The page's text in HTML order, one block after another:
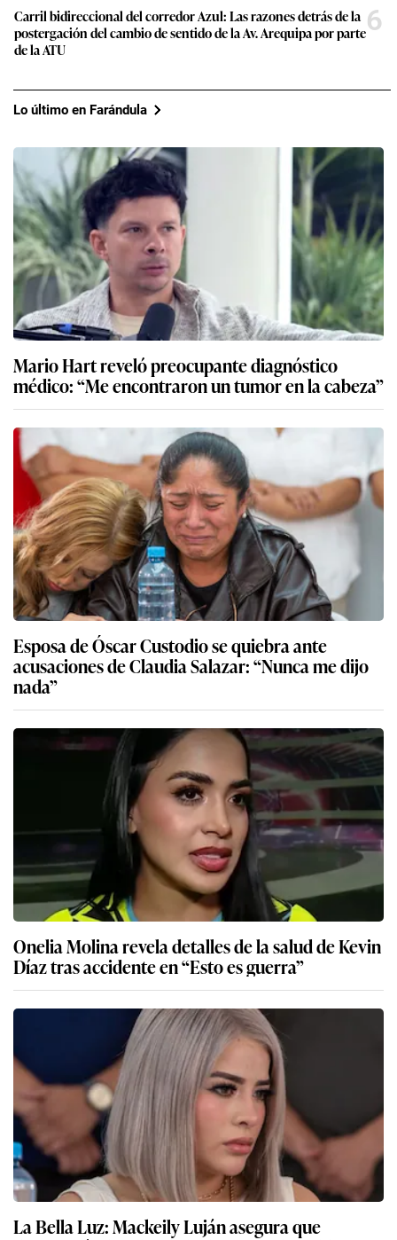
Carril bidireccional del corredor Azul: Las razones detrás de la
postergación del cambio de sentido de la Av. Arequipa por parte
de la ATU
6
Lo último en Farándula
Mario Hart reveló preocupante diagnóstico
médico: “Me encontraron un tumor en la cabeza”
Esposa de Óscar Custodio se quiebra ante
acusaciones de Claudia Salazar: “Nunca me dijo
nada”
Onelia Molina revela detalles de la salud de Kevin
Díaz tras accidente en “Esto es guerra”
La Bella Luz: Mackeily Luján asegura que